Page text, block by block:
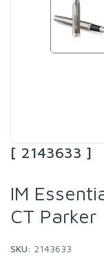
[ 2143633 ]
IM
CT Parker
SKU: 2143633